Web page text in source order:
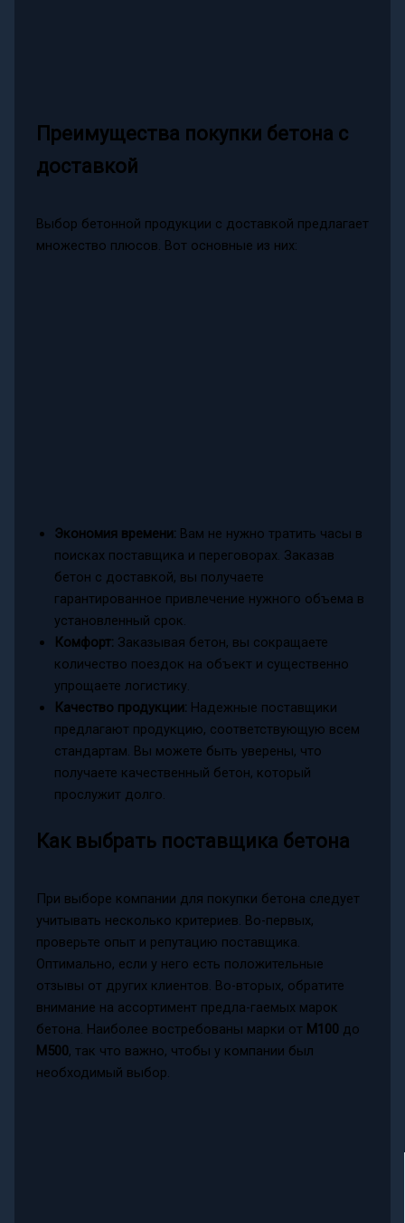
Преимущества покупки бетона с
доставкой
Выбор бетонной продукции с доставкой предлагает
множество плюсов. Вот основные из них:
Экономия времени: Вам не нужно тратить часы в
поисках поставщика и переговорах. Заказав
бетон с доставкой, вы получаете
гарантированное привлечение нужного объема в
установленный срок.
Комфорт: Заказывая бетон, вы сокращаете
количество поездок на объект и существенно
упрощаете логистику.
Качество продукции: Надежные поставщики
предлагают продукцию, соответствующую всем
стандартам. Вы можете быть уверены, что
получаете качественный бетон, который
прослужит долго.
Как выбрать поставщика бетона
При выборе компании для покупки бетона следует
учитывать несколько критериев. Во-первых,
проверьте опыт и репутацию поставщика.
Оптимально, если у него есть положительные
отзывы от других клиентов. Во-вторых, обратите
внимание на ассортимент предла-гаемых марок
бетона. Наиболее востребованы марки от M100до
M500, так что важно, чтобы у компании был
необходимый выбор.